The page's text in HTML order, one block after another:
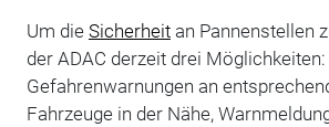
Um die Sicherheitan Pannenstellen
der ADAC derzeit drei
Gefahrenwarnungen an
Fahrzeuge in der Nähe,